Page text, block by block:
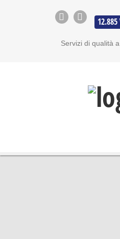
12.885
Servizi di qualità